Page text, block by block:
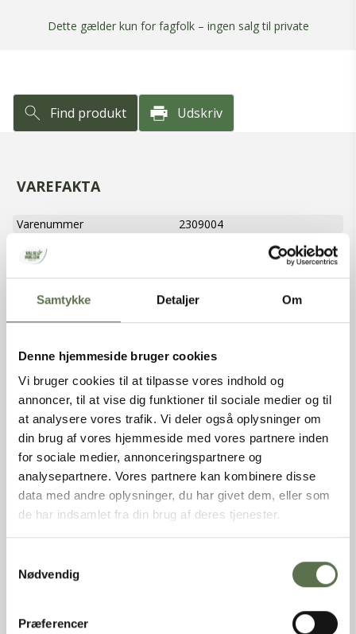
Samtykke Detaljer Om
Denne hjemmeside bruger cookies
Vi bruger cookies til at tilpasse vores indhold og
annoncer, til at vise dig funktioner til sociale medier og til
at analysere vores trafik. Vi deler også oplysninger om
din brug af vores hjemmeside med vores partnere inden
for sociale medier, annonceringspartnere og
analysepartnere. Vores partnere kan kombinere disse
data med andre oplysninger, du har givet dem, eller som
de har indsamlet fra din brug af deres tjenester.
Nødvendig
Præferencer
Dette gælder kun for fagfolk – ingen salg til private
Find produkt Udskriv
VAREFAKTA
Varenummer
2309004
Rugsigtemel, Stenform. Dansk
Nettovægt
12,5 kg
Produkttype
Rugsigtemel
Varemærke
Valsemøllen
Emballage
Sæk
Holdbarhed (uåbnet)
270 dage
Opbevaring
Tørt, ikke for varmt og ikke
sammen med stærkt lugtende
varer.
Oprindelsesland
Danmark
Dyrket/Høstet i
Danmark
økologisk BYGMALTMEL.
NÆRINGSINDHOLD PR. 100G